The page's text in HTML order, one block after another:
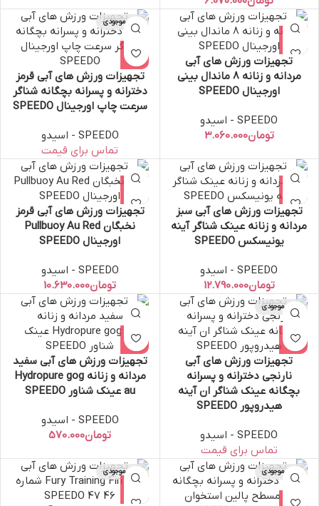
تجهیزات ورزش های آبی
مردانه و زنانه 8 ماندال بینی
اورجینال SPEEDO
SPEEDO - اسیدو
تومان
اتمام موجودی
تجهیزات ورزش های آبی قرمز
دخترانه و پسرانه بچگانه شناگر
سرعت چاپ اورجینال SPEEDO
SPEEDO - اسیدو
تجهیزات ورزش های آبی سبز
مردانه و زنانه عینک شناگر آینه
یونیسکس SPEEDO
SPEEDO - اسیدو
تومان
تجهیزات ورزش های آبی قرمز
نخبگان Pullbuoy Au Red
اورجینال SPEEDO
SPEEDO - اسیدو
تومان
اتمام موجودی
تجهیزات ورزش های آبی
نارنجی دخترانه و پسرانه
بچگانه عینک شناگر ان آینه
هیدروپور SPEEDO
SPEEDO - اسیدو
تجهیزات ورزش های آبی سفید
مردانه و زنانه Hydropure gog
au عینک شناور SPEEDO
SPEEDO - اسیدو
تومان
اتمام موجودی اتمام موجودی